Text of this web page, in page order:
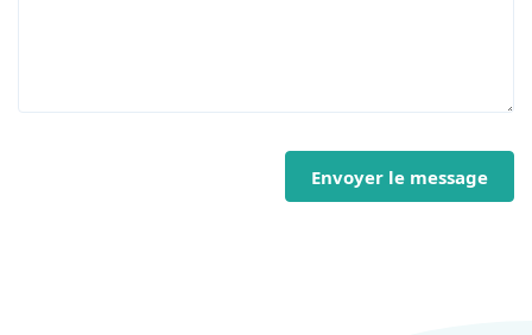
Envoyer le message